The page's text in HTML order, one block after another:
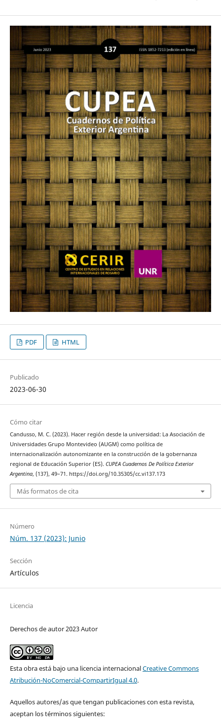
PDF HTML
Publicado
2023-06-30
Cómo citar
Candusso, M. C. (2023). Hacer región desde la universidad: La Asociación de
Universidades Grupo Montevideo (AUGM) como política de
internacionalización autonomizante en la construcción de la gobernanza
regional de Educación Superior (ES). CUPEA Cuadernos De Política Exterior
Argentina, (137), 49–71. https://doi.org/10.35305/cc.vi137.173
Más formatos de cita
Número
Núm. 137 (2023): Junio
Sección
Artículos
Licencia
Derechos de autor 2023 Autor
Esta obra está bajo una licencia internacionalCreative Commons
Atribución-NoComercial-CompartirIgual 4.0.
Aquellos autores/as que tengan publicaciones con esta revista,
aceptan los términos siguientes: